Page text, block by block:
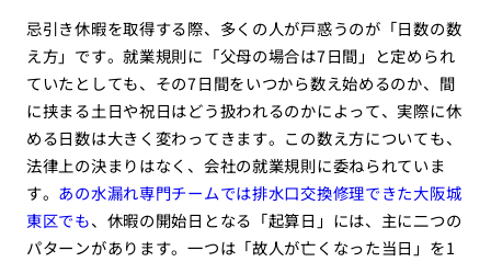
忌引き休暇を取得する際、多くの人が戸惑うのが「日数の数
え方」です。就業規則に「父母の場合は7日間」と定められ
ていたとしても、その7日間をいつから数え始めるのか、間
に挟まる土日や祝日はどう扱われるのかによって、実際に休
める日数は大きく変わってきます。この数え方についても、
法律上の決まりはなく、会社の就業規則に委ねられていま
す。 あの水漏れ専門チームでは排水口交換修理できた大阪城
東区でも、休暇の開始日となる「起算日」には、主に二つの
パターンがあります。一つは「故人が亡くなった当日」を1